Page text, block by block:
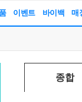
이벤트 바이백 매
종합